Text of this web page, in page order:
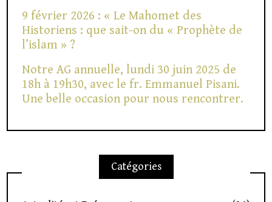
9 février 2026 : « Le Mahomet des
Historiens : que sait-on du « Prophète de
l’islam » ?
Notre AG annuelle, lundi 30 juin 2025 de
18h à 19h30, avec le fr. Emmanuel Pisani.
Une belle occasion pour nous rencontrer.
Catégories